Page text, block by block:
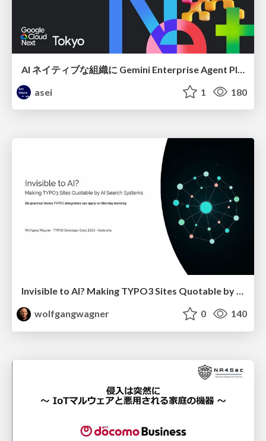
asei
1 180
Invisible to AI? Making TYPO3 Sites Quotable by AI Search Systems
wolfgangwagner
0 140